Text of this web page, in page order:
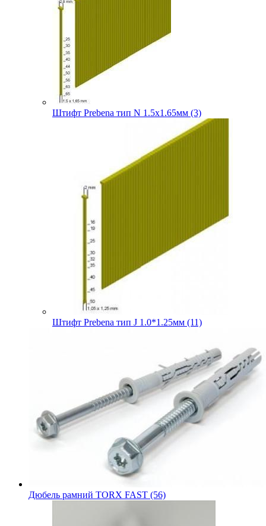
Штифт Prebena тип N 1.5х1.65мм (3)
Штифт Prebena тип J 1.0*1.25мм (11)
Дюбель рамний TORX FAST (56)